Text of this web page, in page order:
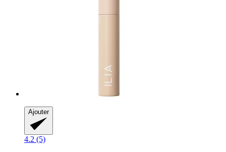
Ajouter
4.2 (5)